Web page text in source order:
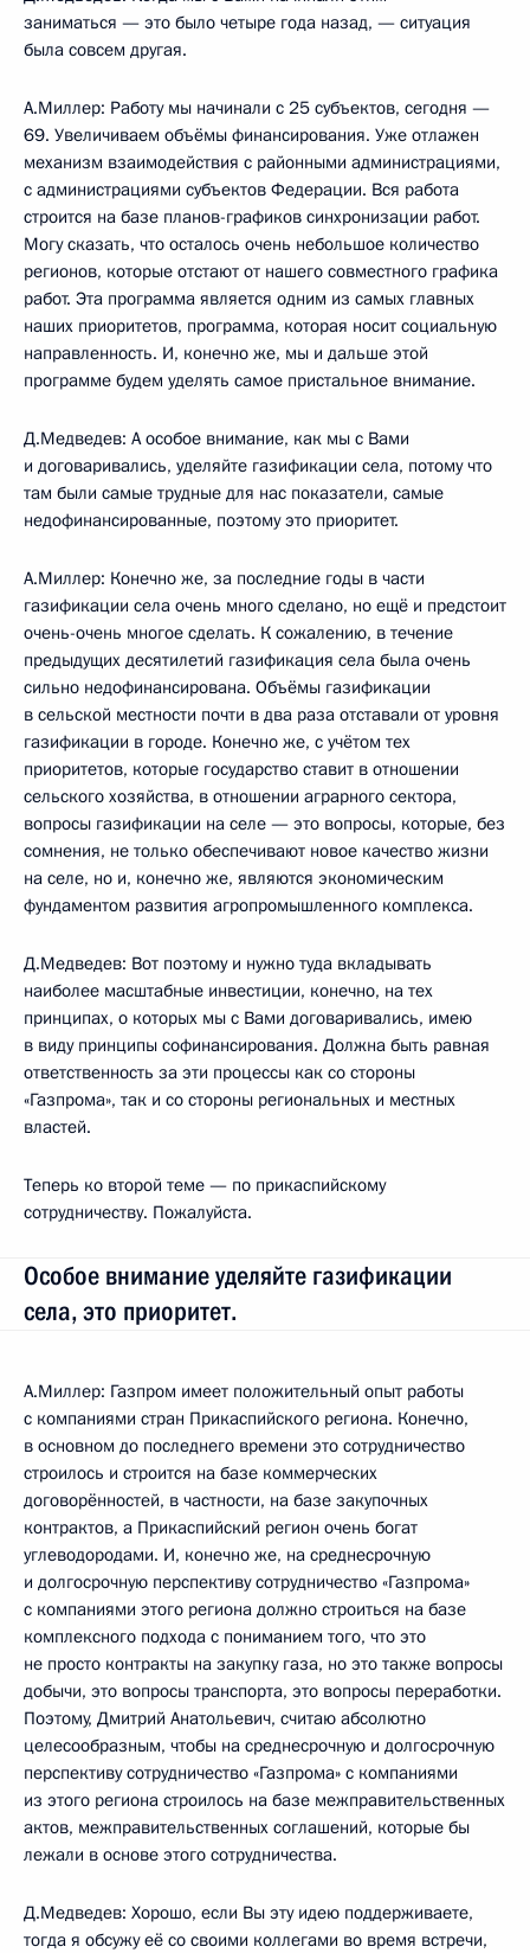
заниматься — это было четыре года назад, — ситуация
была совсем другая.
А.Миллер: Работу мы начинали с 25 субъектов, сегодня —
69. Увеличиваем объёмы финансирования. Уже отлажен
механизм взаимодействия с районными администрациями,
с администрациями субъектов Федерации. Вся работа
строится на базе планов-графиков синхронизации работ.
Могу сказать, что осталось очень небольшое количество
регионов, которые отстают от нашего совместного графика
работ. Эта программа является одним из самых главных
наших приоритетов, программа, которая носит социальную
направленность. И, конечно же, мы и дальше этой
программе будем уделять самое пристальное внимание.
Д.Медведев: А особое внимание, как мы с Вами
и договаривались, уделяйте газификации села, потому что
там были самые трудные для нас показатели, самые
недофинансированные, поэтому это приоритет.
А.Миллер: Конечно же, за последние годы в части
газификации села очень много сделано, но ещё и предстоит
очень-очень многое сделать. К сожалению, в течение
предыдущих десятилетий газификация села была очень
сильно недофинансирована. Объёмы газификации
в сельской местности почти в два раза отставали от уровня
газификации в городе. Конечно же, с учётом тех
приоритетов, которые государство ставит в отношении
сельского хозяйства, в отношении аграрного сектора,
вопросы газификации на селе — это вопросы, которые, без
сомнения, не только обеспечивают новое качество жизни
на селе, но и, конечно же, являются экономическим
фундаментом развития агропромышленного комплекса.
Д.Медведев: Вот поэтому и нужно туда вкладывать
наиболее масштабные инвестиции, конечно, на тех
принципах, о которых мы с Вами договаривались, имею
в виду принципы софинансирования. Должна быть равная
ответственность за эти процессы как со стороны
«Газпрома», так и со стороны региональных и местных
властей.
Теперь ко второй теме — по прикаспийскому
сотрудничеству. Пожалуйста.
Особое внимание уделяйте газификации
села, это приоритет.
А.Миллер: Газпром имеет положительный опыт работы
с компаниями стран Прикаспийского региона. Конечно,
в основном до последнего времени это сотрудничество
строилось и строится на базе коммерческих
договорённостей, в частности, на базе закупочных
контрактов, а Прикаспийский регион очень богат
углеводородами. И, конечно же, на среднесрочную
и долгосрочную перспективу сотрудничество «Газпрома»
с компаниями этого региона должно строиться на базе
комплексного подхода с пониманием того, что это
не просто контракты на закупку газа, но это также вопросы
добычи, это вопросы транспорта, это вопросы переработки.
Поэтому, Дмитрий Анатольевич, считаю абсолютно
целесообразным, чтобы на среднесрочную и долгосрочную
перспективу сотрудничество «Газпрома» с компаниями
из этого региона строилось на базе межправительственных
актов, межправительственных соглашений, которые бы
лежали в основе этого сотрудничества.
Д.Медведев: Хорошо, если Вы эту идею поддерживаете,
тогда я обсужу её со своими коллегами во время встречи,